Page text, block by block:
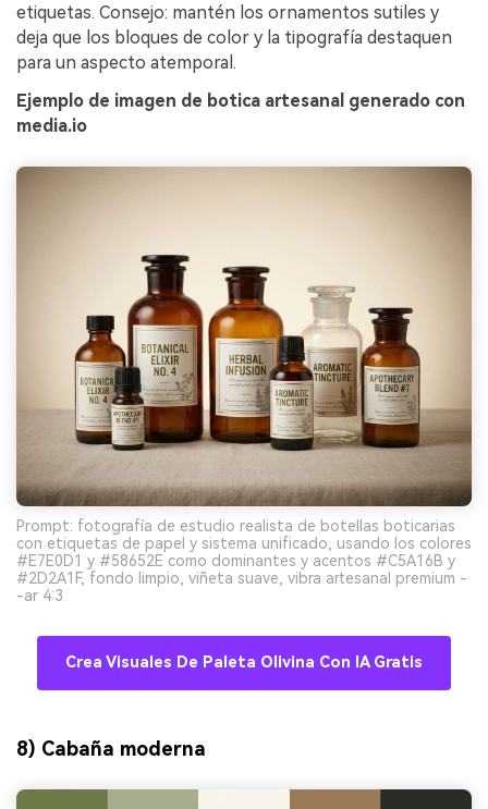
etiquetas. Consejo: mantén los ornamentos sutiles y
deja que los bloques de color y la tipografía destaquen
para un aspecto atemporal.
Ejemplo de imagen de botica artesanal generado con
media.io
Prompt: fotografía de estudio realista de botellas boticarias
con etiquetas de papel y sistema unificado, usando los colores
#E7E0D1 y #58652E como dominantes y acentos #C5A16B y
#2D2A1F, fondo limpio, viñeta suave, vibra artesanal premium -
-ar 4:3
Crea Visuales De Paleta Olivina Con IA Gratis
8) Cabaña moderna